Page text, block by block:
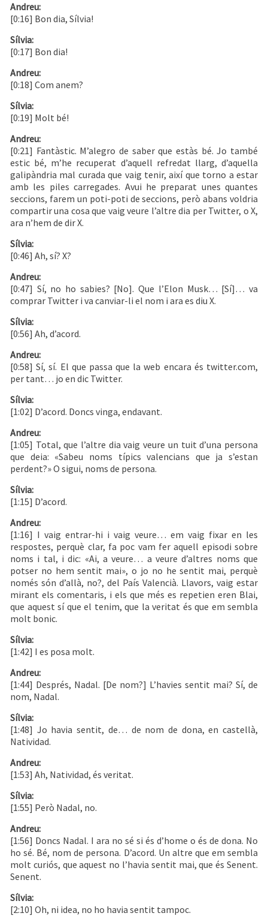
Andreu:
[0:16] Bon dia, Sílvia!
Sílvia:
[0:17] Bon dia!
Andreu:
[0:18] Com anem?
Sílvia:
[0:19] Molt bé!
Andreu:
[0:21] Fantàstic. M’alegro de saber que estàs bé. Jo també
estic bé, m’he recuperat d’aquell refredat llarg, d’aquella
galipàndria mal curada que vaig tenir, així que torno a estar
amb les piles carregades. Avui he preparat unes quantes
seccions, farem un poti-poti de seccions, però abans voldria
compartir una cosa que vaig veure l’altre dia per Twitter, o X,
ara n’hem de dir X.
Sílvia:
[0:46] Ah, sí? X?
Andreu:
[0:47] Sí, no ho sabies? [No]. Que l’Elon Musk… [Sí]… va
comprar Twitter i va canviar-li el nom i ara es diu X.
Sílvia:
[0:56] Ah, d’acord.
Andreu:
[0:58] Sí, sí. El que passa que la web encara és twitter.com,
per tant… jo en dic Twitter.
Sílvia:
[1:02] D’acord. Doncs vinga, endavant.
Andreu:
[1:05] Total, que l’altre dia vaig veure un tuit d’una persona
que deia: «Sabeu noms típics valencians que ja s’estan
perdent?» O sigui, noms de persona.
Sílvia:
[1:15] D’acord.
Andreu:
[1:16] I vaig entrar-hi i vaig veure… em vaig fixar en les
respostes, perquè clar, fa poc vam fer aquell episodi sobre
noms i tal, i dic: «Ai, a veure… a veure d’altres noms que
potser no hem sentit mai», o jo no he sentit mai, perquè
només són d’allà, no?, del País Valencià. Llavors, vaig estar
mirant els comentaris, i els que més es repetien eren Blai,
que aquest sí que el tenim, que la veritat és que em sembla
molt bonic.
Sílvia:
[1:42] I es posa molt.
Andreu:
[1:44] Després, Nadal. [De nom?] L’havies sentit mai? Sí, de
nom, Nadal.
Sílvia:
[1:48] Jo havia sentit, de… de nom de dona, en castellà,
Natividad.
Andreu:
[1:53] Ah, Natividad, és veritat.
Sílvia:
[1:55] Però Nadal, no.
Andreu:
[1:56] Doncs Nadal. I ara no sé si és d’home o és de dona. No
ho sé. Bé, nom de persona. D’acord. Un altre que em sembla
molt curiós, que aquest no l’havia sentit mai, que és Senent.
Senent.
Sílvia:
[2:10] Oh, ni idea, no ho havia sentit tampoc.